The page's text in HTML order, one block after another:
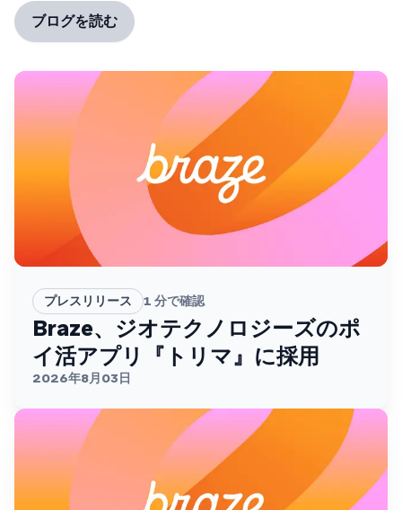
ブログを読む
プレスリリース 1 分で確認
Braze、ジオテクノロジーズのポ
イ活アプリ『トリマ』に採用
2026年8月03日